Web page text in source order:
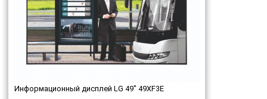
Информационный дисплей LG 49" 49XF3E